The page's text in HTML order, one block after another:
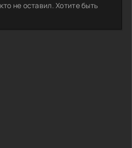
не оставил. Хотите быть